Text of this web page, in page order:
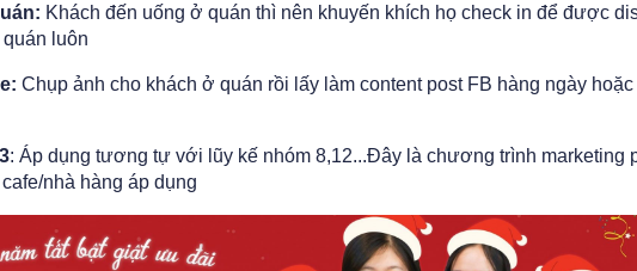
Khách đến uống ở quán thì nên khuyến khích họ check in để được
luôn
Chụp ảnh cho khách ở quán rồi lấy làm content post FB hàng ngày hoặc
: Áp dụng tương tự với lũy kế nhóm 8,12...Đây là chương trình marketing
nhà hàng áp dụng